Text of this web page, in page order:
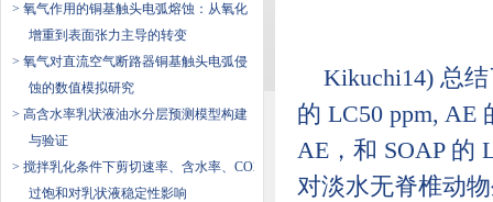
> 氧气作用的铜基触头电弧熔蚀：从氧化
增重到表面张力主导的转变
> 氧气对直流空气断路器铜基触头电弧侵
蚀的数值模拟研究
> 高含水率乳状液油水分层预测模型构建
与验证
> 搅拌乳化条件下剪切速率、含水率、CO2
过饱和对乳状液稳定性影响
Kikuchi14) 总
的 LC50 ppm, AE
AE，和 SOAP 的
对淡水无脊椎动